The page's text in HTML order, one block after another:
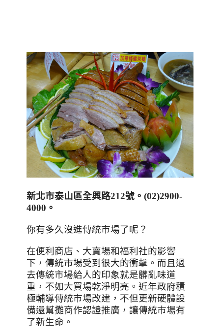
新北市泰山區全興路212號。 (02)2900-
4000 。
你有多久沒進傳統市場了呢 ？
在便利商店、大賣場和福利社的影響
下，傳統市場受到很大的衝擊。而且過
去傳統市場給人的印象就是髒亂味道
重，不如大買場乾淨明亮。近年政府積
極輔導傳統市場改建，不但更新硬體設
備還幫攤商作認證推廣，讓傳統市場有
了新生命。